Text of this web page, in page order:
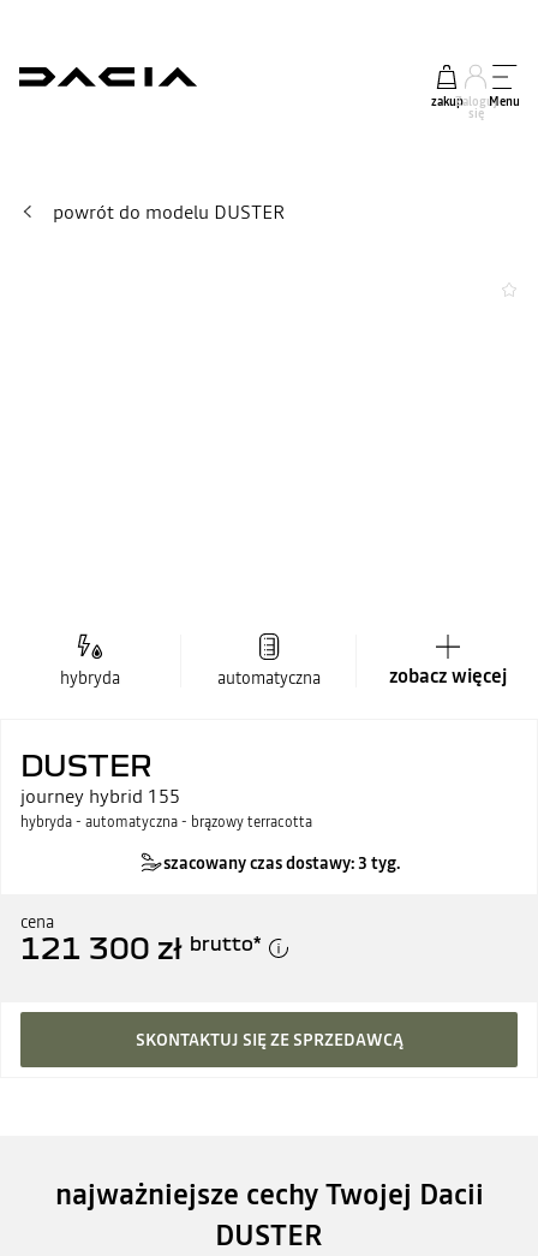
zakupZaloguj
się
Menu
powrót do modelu DUSTER
hybryda automatyczna zobacz więcej
DUSTER
journey hybrid 155
hybryda - automatyczna - brązowy terracotta
szacowany czas dostawy: 3 tyg.
cena
121 300 zł brutto*
SKONTAKTUJ SIĘ ZE SPRZEDAWCĄ
najważniejsze cechy Twojej Dacii
DUSTER